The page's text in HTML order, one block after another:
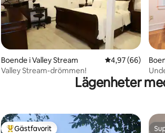
betyg, 48 omdömen
Boende i Valley Stream 4,97 av 5 i
4,97 (66)
Valley Stream-drömmen!
hip
Lägenheter
Gästfavorit